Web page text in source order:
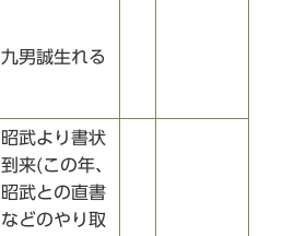
九男誠生れる
昭武より書状
到来(この年、
昭武との直書
などのやり取